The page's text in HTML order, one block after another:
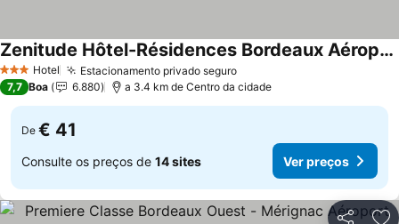
3 EstrelasHotel Estacionamento privado seguro
Zenitude Hôtel-Résidences Bordeaux Aéroport
7,7 Boa 6.880 a 3.4 km de Centro da cidade
De € 41
Consulte os preços de 14 sites Ver preços